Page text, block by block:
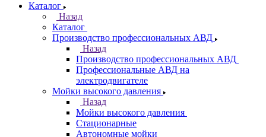
Каталог
Назад
Каталог
Производство профессиональных АВД
Назад
Производство профессиональных АВД
Профессиональные АВД на
электродвигателе
Мойки высокого давления
Назад
Мойки высокого давления
Стационарные
Автономные мойки